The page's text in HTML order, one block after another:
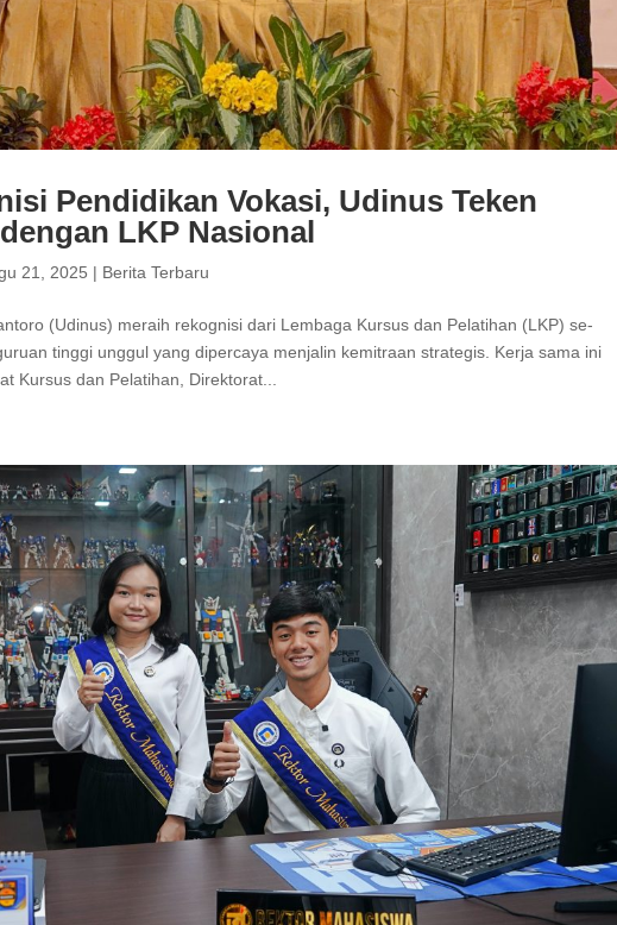
Pendidikan Vokasi, Udinus Teken
LKP Nasional
21, 2025 | Berita Terbaru
(Udinus) meraih rekognisi dari Lembaga Kursus dan Pelatihan (LKP) se-
tinggi unggul yang dipercaya menjalin kemitraan strategis. Kerja sama ini
Kursus dan Pelatihan, Direktorat...